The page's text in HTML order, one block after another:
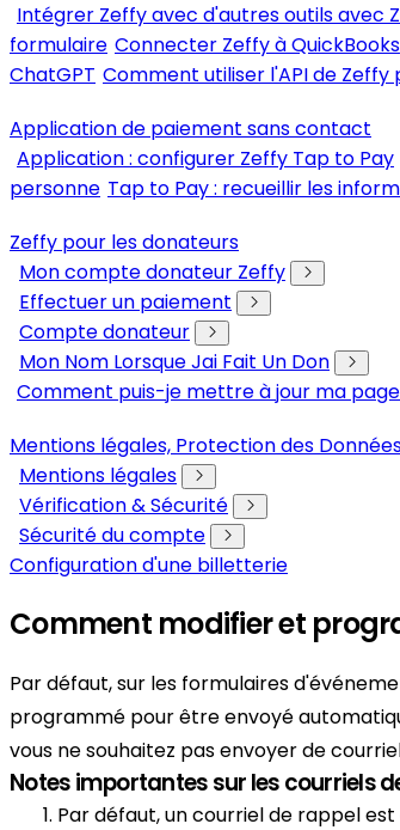
Intégrer Zeffy avec d'autres outils avec
formulaire Connecter Zeffy à QuickBooks
ChatGPT Comment utiliser l'API de
Application de paiement sans contact
Application : configurer Zeffy Tap to Pay
personne Tap to Pay : recueillir les
Zeffy pour les donateurs
Mon compte donateur Zeffy
Effectuer un paiement
Compte donateur
Mon Nom Lorsque Jai Fait Un Don
Comment puis-je mettre à jour ma
Mentions légales, Protection des
Mentions légales
Vérification & Sécurité
Sécurité du compte
Configuration d'une billetterie
Comment modifier et
Par défaut, sur les formulaires
programmé pour être envoyé
vous ne souhaitez pas envoyer de
Notes importantes sur les courriels
Par défaut, un courriel de rappel